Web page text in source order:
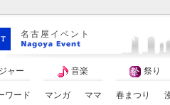
名古屋イベント
ャー 音楽 祭り
ワード マンガ ママ 春まつり